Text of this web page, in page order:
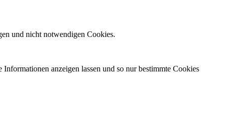
und nicht notwendigen Cookies.
anzeigen lassen und so nur bestimmte Cookies